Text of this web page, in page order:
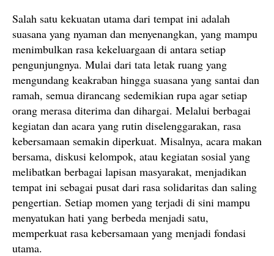
Salah satu kekuatan utama dari tempat ini adalah
suasana yang nyaman dan menyenangkan, yang mampu
menimbulkan rasa kekeluargaan di antara setiap
pengunjungnya. Mulai dari tata letak ruang yang
mengundang keakraban hingga suasana yang santai dan
ramah, semua dirancang sedemikian rupa agar setiap
orang merasa diterima dan dihargai. Melalui berbagai
kegiatan dan acara yang rutin diselenggarakan, rasa
kebersamaan semakin diperkuat. Misalnya, acara makan
bersama, diskusi kelompok, atau kegiatan sosial yang
melibatkan berbagai lapisan masyarakat, menjadikan
tempat ini sebagai pusat dari rasa solidaritas dan saling
pengertian. Setiap momen yang terjadi di sini mampu
menyatukan hati yang berbeda menjadi satu,
memperkuat rasa kebersamaan yang menjadi fondasi
utama.